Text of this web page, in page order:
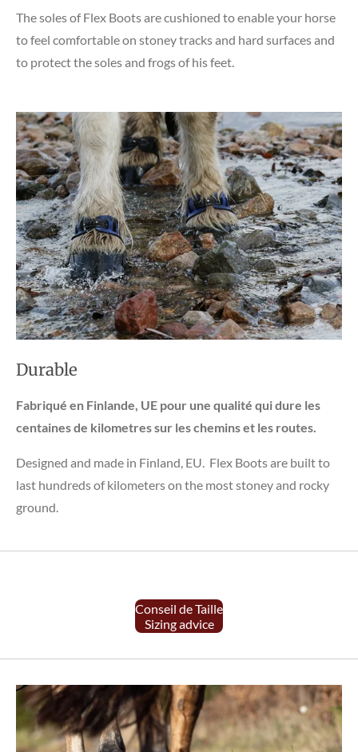
The soles of Flex Boots are cushioned to enable your horse
to feel comfortable on stoney tracks and hard surfaces and
to protect the soles and frogs of his feet.
Durable
Fabriqué en Finlande, UE pour une qualité qui dure les
centaines de kilometres sur les chemins et les routes.
Designed and made in Finland, EU. Flex Boots are built to
last hundreds of kilometers on the most stoney and rocky
ground.
Conseil de Taille
Sizing advice